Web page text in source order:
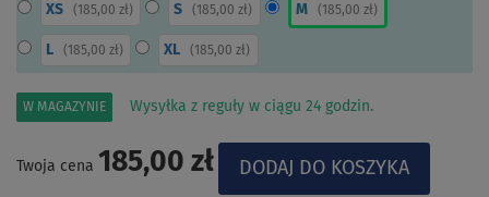
XS ( 185,00 zł) S ( 185,00 zł) M ( 185,00 zł)
L ( 185,00 zł) XL ( 185,00 zł)
W MAGAZYNIE Wysyłka z reguły w ciągu 24 godzin.
Twoja cena 185,00 zł